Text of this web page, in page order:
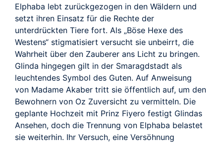
Elphaba lebt zurückgezogen in den Wäldern und
setzt ihren Einsatz für die Rechte der
unterdrückten Tiere fort. Als „Böse Hexe des
Westens“ stigmatisiert versucht sie unbeirrt, die
Wahrheit über den Zauberer ans Licht zu bringen.
Glinda hingegen gilt in der Smaragdstadt als
leuchtendes Symbol des Guten. Auf Anweisung
von Madame Akaber tritt sie öffentlich auf, um den
Bewohnern von Oz Zuversicht zu vermitteln. Die
geplante Hochzeit mit Prinz Fiyero festigt Glindas
Ansehen, doch die Trennung von Elphaba belastet
sie weiterhin. Ihr Versuch, eine Versöhnung